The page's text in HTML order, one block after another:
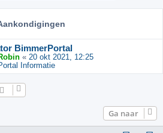
BimmerPortal
« 20 okt 2021, 12:25
Informatie
Ga naar